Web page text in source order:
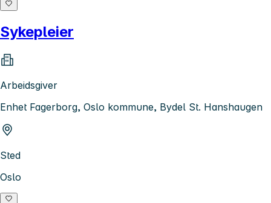
Sykepleier
Arbeidsgiver
Enhet Fagerborg, Oslo kommune, Bydel St. Hanshaugen
Sted
Oslo